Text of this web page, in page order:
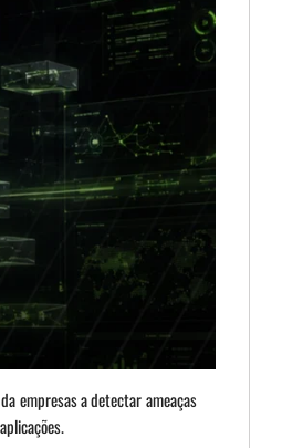
empresas a detectar ameaças